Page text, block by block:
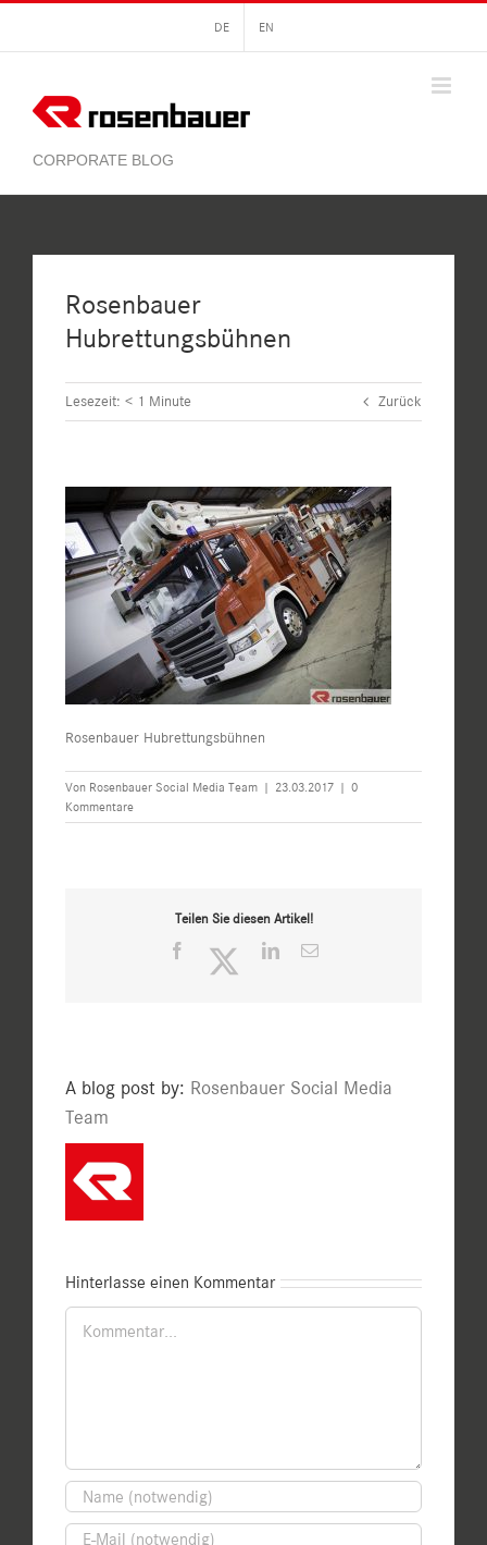
springen
DE EN
Rosenbauer
Hubrettungsbühnen
Lesezeit: < 1 Minute Zurück
Rosenbauer Hubrettungsbühnen
Von Rosenbauer Social Media Team | 23.03.2017 | 0
Kommentare
Teilen Sie diesen Artikel!
Facebook TwitterLinkedIn
E-
A blog post by: Rosenbauer Social Media
Team
Hinterlasse einen Kommentar
Kommentar